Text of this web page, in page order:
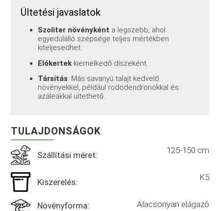
Ültetési javaslatok
Szoliter növényként a legszebb, ahol
egyedülálló szépsége teljes mértékben
kiteljesedhet.
Előkertek kiemelkedő díszeként.
Társítás: Más savanyú talajt kedvelő
növényekkel, például rododendronokkal és
azáleákkal ültethető.
TULAJDONSÁGOK
Szállítási méret: 125-150 cm
Kiszerelés: K5
Növényforma: Alacsonyan elágazó